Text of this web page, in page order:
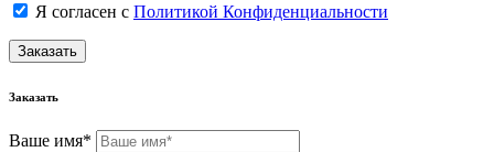
Я согласен с Политикой Конфиденциальности
Заказать
Заказать
Ваше имя*